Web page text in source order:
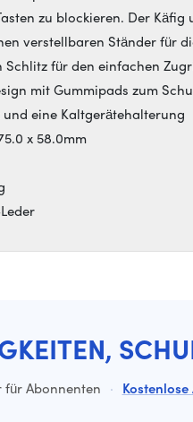
zu blockieren. Der
verstellbaren Ständer für
für den einfachen
mit Gummipads zum
eine Kaltgerätehalterung
x 58.0mm
Abonnenten ·